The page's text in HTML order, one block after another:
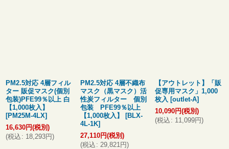
PM2.5対応 4層フィル
ター 販促マスク(個別
包装)PFE99％以上 白
【1,000枚入】
[PM25M-4LX]
16,630円(税別)
(税込 : 18,293円)
PM2.5対応 4層不織布
マスク（黒マスク）活
性炭フィルター 個別
包装 PFE99％以上
【1,000枚入】
[BLX-
4L-1K]
27,110円(税別)
(税込 : 29,821 円)
【アウトレット】「販
促専用マスク」1,000
枚入 [outlet-A]
10,090円(税別)
(税込 : 11,099円)